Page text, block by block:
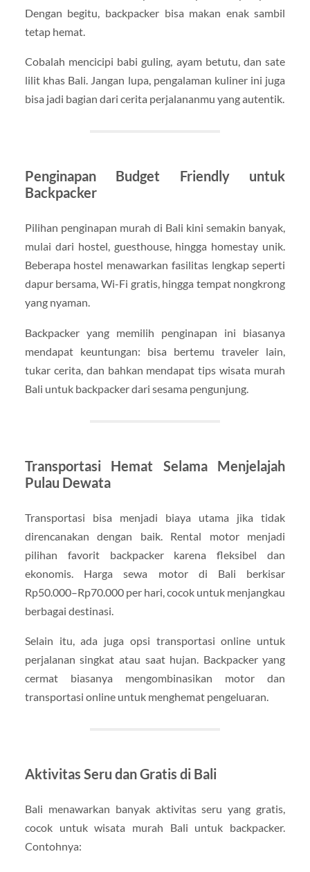
Dengan begitu, backpacker bisa makan enak sambil
tetap hemat.
Cobalah mencicipi babi guling, ayam betutu, dan sate
lilit khas Bali. Jangan lupa, pengalaman kuliner ini juga
bisa jadi bagian dari cerita perjalananmu yang autentik.
Penginapan Budget Friendly untuk
Backpacker
Pilihan penginapan murah di Bali kini semakin banyak,
mulai dari hostel, guesthouse, hingga homestay unik.
Beberapa hostel menawarkan fasilitas lengkap seperti
dapur bersama, Wi-Fi gratis, hingga tempat nongkrong
yang nyaman.
Backpacker yang memilih penginapan ini biasanya
mendapat keuntungan: bisa bertemu traveler lain,
tukar cerita, dan bahkan mendapat tips wisata murah
Bali untuk backpacker dari sesama pengunjung.
Transportasi Hemat Selama Menjelajah
Pulau Dewata
Transportasi bisa menjadi biaya utama jika tidak
direncanakan dengan baik. Rental motor menjadi
pilihan favorit backpacker karena fleksibel dan
ekonomis. Harga sewa motor di Bali berkisar
Rp50.000–Rp70.000 per hari, cocok untuk menjangkau
berbagai destinasi.
Selain itu, ada juga opsi transportasi online untuk
perjalanan singkat atau saat hujan. Backpacker yang
cermat biasanya mengombinasikan motor dan
transportasi online untuk menghemat pengeluaran.
Aktivitas Seru dan Gratis di Bali
Bali menawarkan banyak aktivitas seru yang gratis,
cocok untuk wisata murah Bali untuk backpacker.
Contohnya: